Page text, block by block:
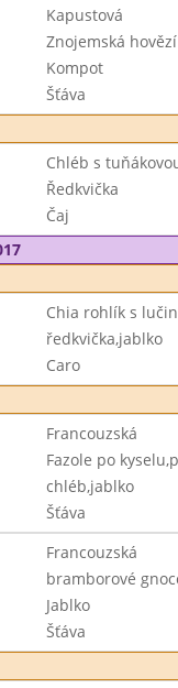
Kapustová
Znojemská
Kompot
Šťáva
Chléb s
Ředkvička
Čaj
Chia rohlík s
ředkvička,jablko
Caro
Francouzská
Fazole po
chléb,jablko
Šťáva
Francouzská
bramborové
Jablko
Šťáva